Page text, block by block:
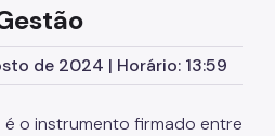
de 2024 | Horário: 13:59
o instrumento firmado entre